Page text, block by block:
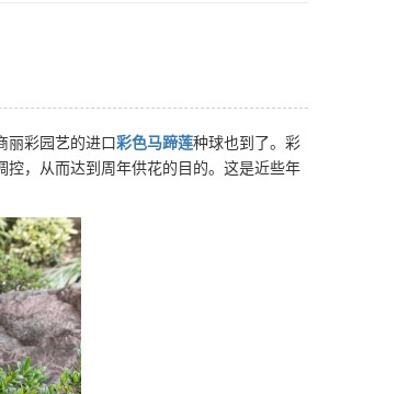
丽彩园艺的进口彩色马蹄莲种球也到了。彩
，从而达到周年供花的目的。这是近些年